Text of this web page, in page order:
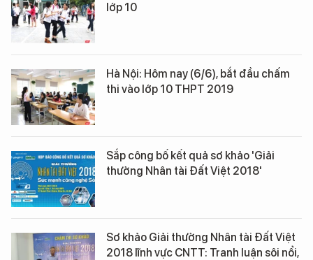
lớp 10
Hà Nội: Hôm nay (6/6), bắt đầu chấm
thi vào lớp 10 THPT 2019
Sắp công bố kết quả sơ khảo 'Giải
thưởng Nhân tài Đất Việt 2018'
Sơ khảo Giải thưởng Nhân tài Đất Việt
2018 lĩnh vực CNTT: Tranh luận sôi nổi,